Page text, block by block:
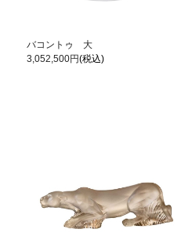
バコントゥ 大
3,052,500円(税込)